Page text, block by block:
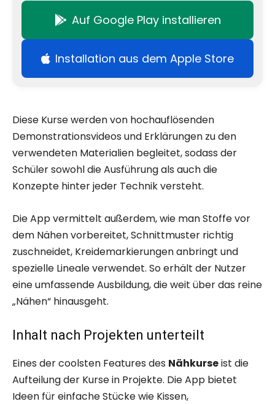
Auf Google Play installieren
Installation aus dem Apple Store
Diese Kurse werden von hochauflösenden
Demonstrationsvideos und Erklärungen zu den
verwendeten Materialien begleitet, sodass der
Schüler sowohl die Ausführung als auch die
Konzepte hinter jeder Technik versteht.
Die App vermittelt außerdem, wie man Stoffe vor
dem Nähen vorbereitet, Schnittmuster richtig
zuschneidet, Kreidemarkierungen anbringt und
spezielle Lineale verwendet. So erhält der Nutzer
eine umfassende Ausbildung, die weit über das reine
„Nähen“ hinausgeht.
Inhalt nach Projekten unterteilt
Eines der coolsten Features des Nähkurseist die
Aufteilung der Kurse in Projekte. Die App bietet
Ideen für einfache Stücke wie Kissen,